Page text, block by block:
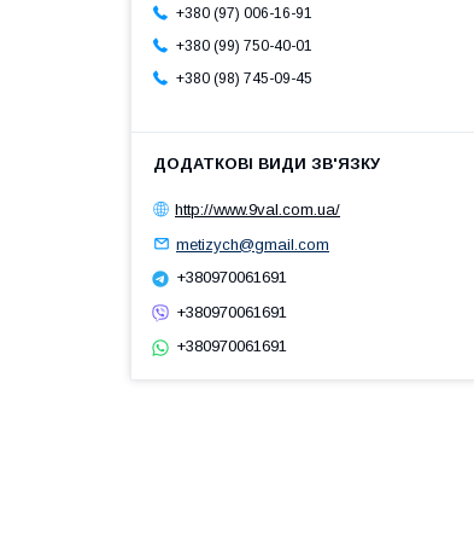
+380 (97) 006-16-91
+380 (99) 750-40-01
+380 (98) 745-09-45
http://www.9val.com.ua/
metizych@gmail.com
+380970061691
+380970061691
+380970061691